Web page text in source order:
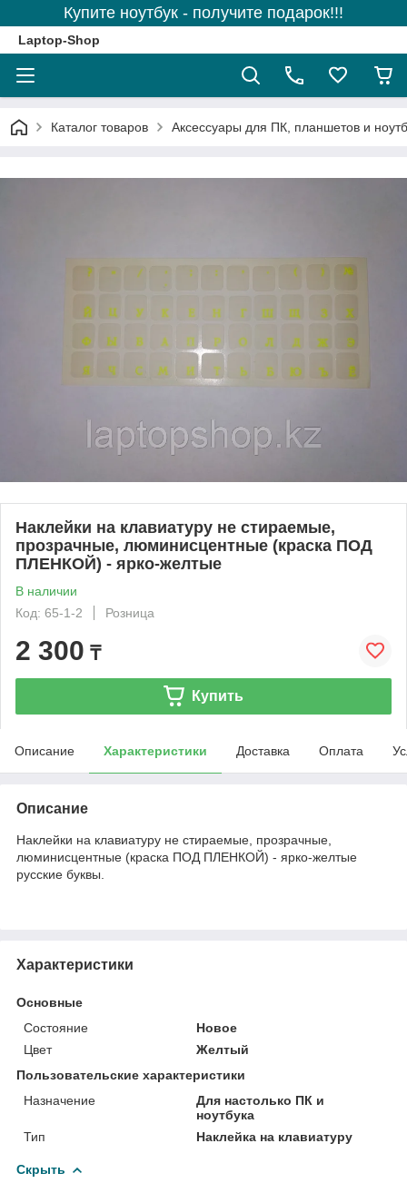
Купите ноутбук - получите подарок!!!
Laptop-Shop
Каталог товаров Аксессуары для ПК, планшетов и
Наклейки на клавиатуру не стираемые,
прозрачные, люминисцентные (краска ПОД
ПЛЕНКОЙ) - ярко-желтые
В наличии
Код: 65-1-2
Розница
2 300 ₸
Купить
Описание Характеристики Доставка Оплата
Описание
Наклейки на клавиатуру не стираемые, прозрачные,
люминисцентные (краска ПОД ПЛЕНКОЙ) - ярко-желтые
русские буквы.
Характеристики
Основные
Состояние
Новое
Цвет
Желтый
Пользовательские характеристики
Назначение
Для настолько ПК и
ноутбука
Тип
Наклейка на клавиатуру
Скрыть